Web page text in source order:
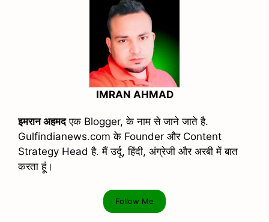
IMRAN AHMAD
इमरान अहमदएक Blogger, के नाम से जाने जाते है.
Gulfindianews.com के Founder और Content
Strategy Head है. मैं उर्दू, हिंदी, अंग्रेजी और अरबी में बात
करता हूं।
Follow Me